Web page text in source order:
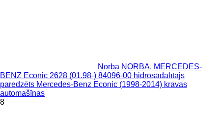
Norba NORBA, MERCEDES-
BENZ Econic 2628 (01.98-) 84096-00 hidrosadalītājs
paredzēts Mercedes-Benz Econic (1998-2014) kravas
automašīnas
8